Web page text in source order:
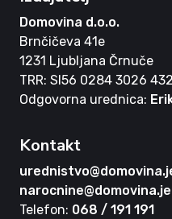
Domovina d.o.o.
Brnčičeva 41e
1231 Ljubljana Črnuče
TRR: SI56 0284 3026
Odgovorna urednica:
Kontakt
narocnine@domovina.je
Telefon: 068 / 191 191